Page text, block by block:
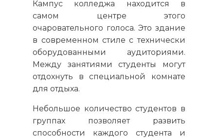
Кампус колледжа находится в
самом центре этого
очаровательного голоса. Это здание
в современном стиле с технически
оборудованными аудиториями.
Между занятиями студенты могут
отдохнуть в специальной комнате
для отдыха.
Небольшое количество студентов в
группах позволяет развить
способности каждого студента и